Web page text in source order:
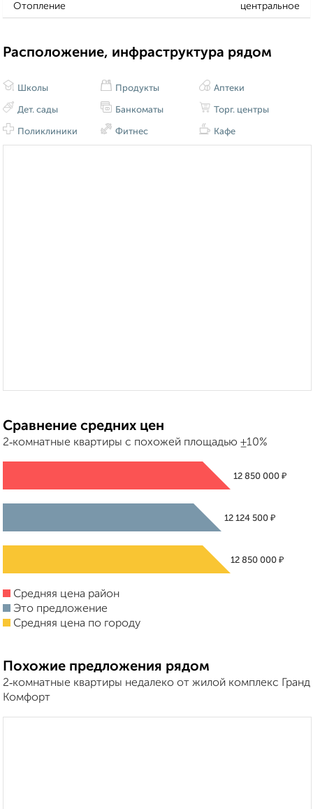
Отопление центральное
Расположение, инфраструктура рядом
Школы
Дет. сады
Поликлиники
Продукты
Банкоматы
Фитнес
Аптеки
Торг. центры
Кафе
Сравнение средних цен
2‑комнатные квартиры с похожей площадью ±10%
12 850 000 ₽
12 124 500 ₽
12 850 000 ₽
Средняя цена район
Это предложение
Средняя цена по городу
Похожие предложения рядом
2‑комнатные квартиры недалеко от жилой комплекс Гранд
Комфорт